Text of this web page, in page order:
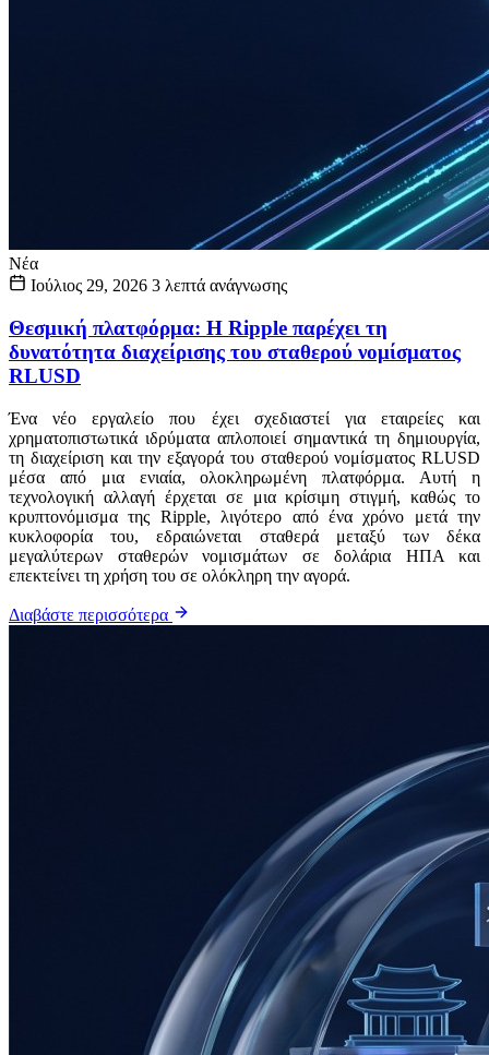
Νέα
Ιούλιος 29, 2026 3 λεπτά ανάγνωσης
Θεσμική πλατφόρμα: Η Ripple παρέχει τη
δυνατότητα διαχείρισης του σταθερού νομίσματος
RLUSD
Ένα νέο εργαλείο που έχει σχεδιαστεί για εταιρείες και
χρηματοπιστωτικά ιδρύματα απλοποιεί σημαντικά τη δημιουργία,
τη διαχείριση και την εξαγορά του σταθερού νομίσματος RLUSD
μέσα από μια ενιαία, ολοκληρωμένη πλατφόρμα. Αυτή η
τεχνολογική αλλαγή έρχεται σε μια κρίσιμη στιγμή, καθώς το
κρυπτονόμισμα της Ripple, λιγότερο από ένα χρόνο μετά την
κυκλοφορία του, εδραιώνεται σταθερά μεταξύ των δέκα
μεγαλύτερων σταθερών νομισμάτων σε δολάρια ΗΠΑ και
επεκτείνει τη χρήση του σε ολόκληρη την αγορά.
Διαβάστε περισσότερα